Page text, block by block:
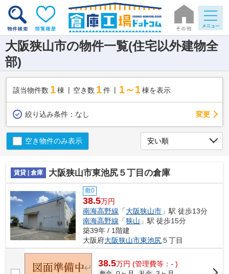
大阪狭山市の物件一覧(住宅以外建物全
部)
該当物件数 1棟 空き数 1 件 1～1 棟を表示
絞り込み条件： なし 変更
空き物件のみ表示
賃貸 | 倉庫 大阪狭山市東池尻５丁目の倉庫
敷0
38.5万円
南海高野線 「大阪狭山市 」駅 徒歩13分
南海高野線 「狭山 」駅 徒歩15分
築39年 / 1階建
大阪府大阪狭山市東池尻５丁目
38.5万円 (管理費等：- )